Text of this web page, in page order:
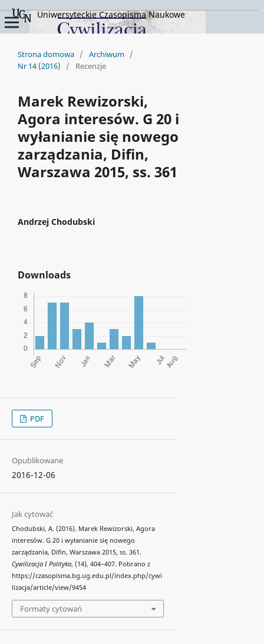
Uniwersyteckie Czasopisma Naukowe
Strona domowa / Archiwum /
Nr 14 (2016)
/ Recenzje
Marek Rewizorski,
Agora interesów. G 20 i
wyłanianie się nowego
zarządzania, Difin,
Warszawa 2015, ss. 361
Andrzej Chodubski
Downloads
PDF
Opublikowane
2016-12-06
Jak cytować
Chodubski, A. (2016). Marek Rewizorski, Agora
interesów. G 20 i wyłanianie się nowego
zarządzania, Difin, Warszawa 2015, ss. 361.
Cywilizacja I Polityka, (14), 404–407. Pobrano z
https://czasopisma.bg.ug.edu.pl/index.php/cywi
lizacja/article/view/9454
Formaty cytowań